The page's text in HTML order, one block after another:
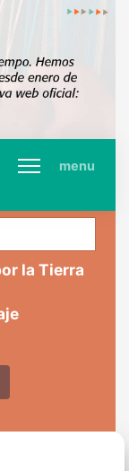
menu
la Tierra